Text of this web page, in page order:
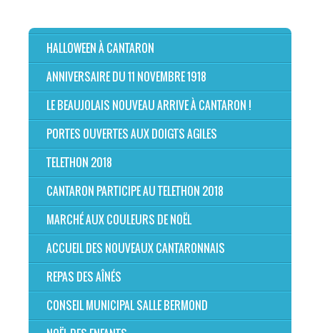
HALLOWEEN À CANTARON
ANNIVERSAIRE DU 11 NOVEMBRE 1918
LE BEAUJOLAIS NOUVEAU ARRIVE À CANTARON !
PORTES OUVERTES AUX DOIGTS AGILES
TELETHON 2018
CANTARON PARTICIPE AU TELETHON 2018
MARCHÉ AUX COULEURS DE NOËL
ACCUEIL DES NOUVEAUX CANTARONNAIS
REPAS DES AÎNÉS
CONSEIL MUNICIPAL SALLE BERMOND